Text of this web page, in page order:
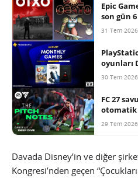
Epic
son gün
31 Tem 2026
oyunları
30 Tem 2026
FC 27
otomatik
29 Tem 2026
Davada Disney’in ve diğer
Kongresi’nden geçen